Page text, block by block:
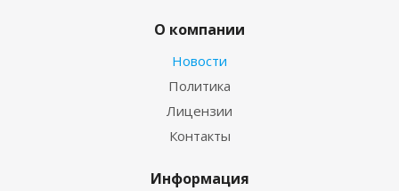
О компании
Новости
Политика
Лицензии
Контакты
Информация